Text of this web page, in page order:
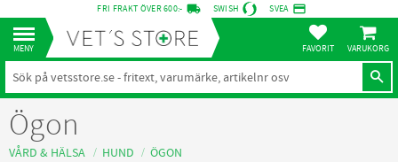
Meny
FRI FRAKT ÖVER 600:- local_shipping SWISH SVEA credit_card
FAVORITER
Ögon
VÅRD & HÄLSA HUND ÖGON